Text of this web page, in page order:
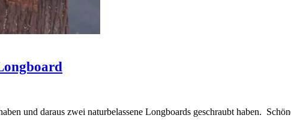
und daraus zwei naturbelassene Longboards geschraubt haben.